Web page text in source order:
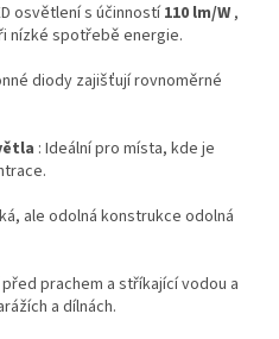
osvětlení s účinností110 lm/W,
nízké spotřebě energie.
diody zajišťují rovnoměrné
: Ideální pro místa, kde je
ale odolná konstrukce odolná
prachem a stříkající vodou a
a dílnách.